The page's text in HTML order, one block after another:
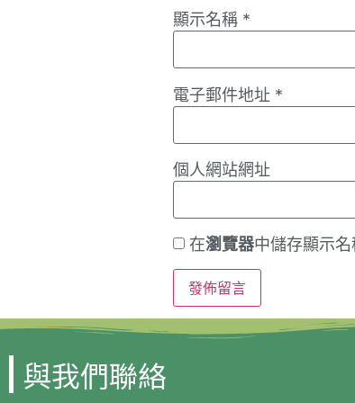
顯示名稱 *
電子郵件地址 *
個人網站網址
在瀏覽器中儲存顯示
與我們聯絡